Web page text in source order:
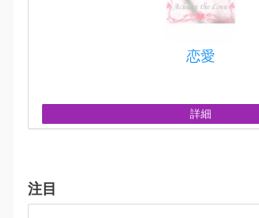
恋愛
詳細
注目